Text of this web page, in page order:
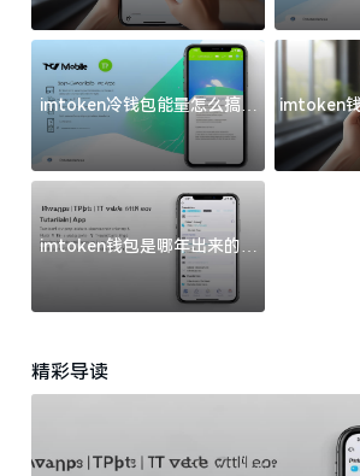
imtoken冷钱包能量怎么搞？
过来人告诉你门道
imtoken钱
imtoken钱包是哪年出来的？
一文给你说清楚
精彩导读